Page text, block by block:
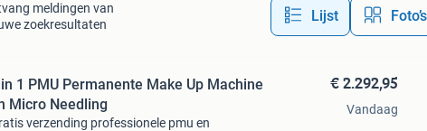
meldingen van
zoekresultaten
Lijst Foto’s
1 PMU Permanente Make Up Machine
Micro Needling
verzending professionele pmu en
€ 2.292,95
Vandaag